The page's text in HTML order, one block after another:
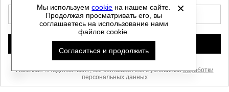
защищены.
Данный сайт не является интернет магазином и
не является публичной офертой.
Политика обработки персональных данных
Автоматизировано -
Мы используемcookie на нашем сайте.
Продолжая просматривать его, вы
соглашаетесь на использование нами
файлов cookie.
Согласиться и продолжить
Нажимая «Подписаться», Вы соглашаетесь с условиямиобработки
персональных данных